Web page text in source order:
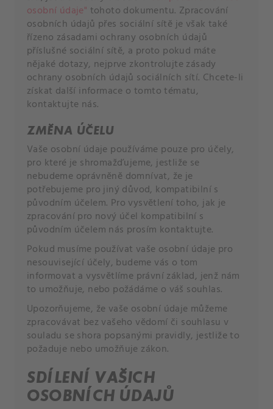
osobní údaje" tohoto dokumentu. Zpracování
osobních údajů přes sociální sítě je však také
řízeno zásadami ochrany osobních údajů
příslušné sociální sítě, a proto pokud máte
nějaké dotazy, nejprve zkontrolujte zásady
ochrany osobních údajů sociálních sítí. Chcete-li
získat další informace o tomto tématu,
kontaktujte nás.
ZMĚNA ÚČELU
Vaše osobní údaje používáme pouze pro účely,
pro které je shromažďujeme, jestliže se
nebudeme oprávněně domnívat, že je
potřebujeme pro jiný důvod, kompatibilní s
původním účelem. Pro vysvětlení toho, jak je
zpracování pro nový účel kompatibilní s
původním účelem nás prosím kontaktujte.
Pokud musíme používat vaše osobní údaje pro
nesouvisející účely, budeme vás o tom
informovat a vysvětlíme právní základ, jenž nám
to umožňuje, nebo požádáme o váš souhlas.
Upozorňujeme, že vaše osobní údaje můžeme
zpracovávat bez vašeho vědomí či souhlasu v
souladu se shora popsanými pravidly, jestliže to
požaduje nebo umožňuje zákon.
SDÍLENÍ VAŠICH
OSOBNÍCH ÚDAJŮ